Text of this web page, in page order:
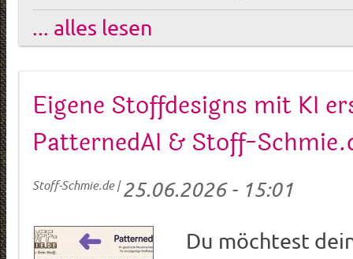
... alles lesen
Eigene Stoffdesigns mit KI
PatternedAI & Stoff-
Stoff-Schmie.de|25.06.2026 - 15:01
Du möchtest